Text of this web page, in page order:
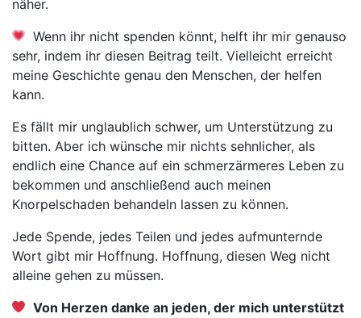
näher.
Wenn ihr nicht spenden könnt, helft ihr mir genauso
sehr, indem ihr diesen Beitrag teilt. Vielleicht erreicht
meine Geschichte genau den Menschen, der helfen
kann.
Es fällt mir unglaublich schwer, um Unterstützung zu
bitten. Aber ich wünsche mir nichts sehnlicher, als
endlich eine Chance auf ein schmerzärmeres Leben zu
bekommen und anschließend auch meinen
Knorpelschaden behandeln lassen zu können.
Jede Spende, jedes Teilen und jedes aufmunternde
Wort gibt mir Hoffnung. Hoffnung, diesen Weg nicht
alleine gehen zu müssen.
Von Herzen danke an jeden, der mich unterstützt